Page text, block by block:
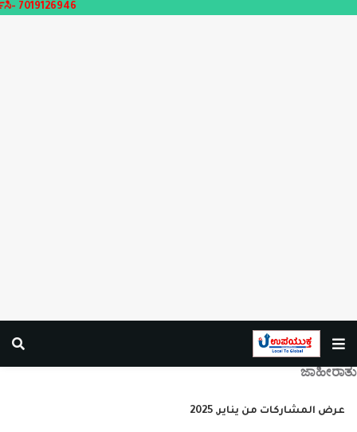
ಜಾಹೀರಾತು
عرض المشاركات من يناير, 2025